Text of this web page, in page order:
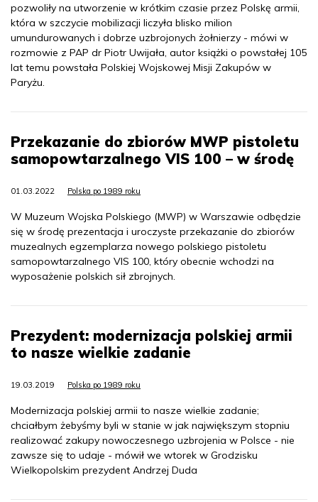
pozwoliły na utworzenie w krótkim czasie przez Polskę armii,
która w szczycie mobilizacji liczyła blisko milion
umundurowanych i dobrze uzbrojonych żołnierzy - mówi w
rozmowie z PAP dr Piotr Uwijała, autor książki o powstałej 105
lat temu powstała Polskiej Wojskowej Misji Zakupów w
Paryżu.
Przekazanie do zbiorów MWP pistoletu
samopowtarzalnego VIS 100 – w środę
01.03.2022 Polska po 1989 roku
W Muzeum Wojska Polskiego (MWP) w Warszawie odbędzie
się w środę prezentacja i uroczyste przekazanie do zbiorów
muzealnych egzemplarza nowego polskiego pistoletu
samopowtarzalnego VIS 100, który obecnie wchodzi na
wyposażenie polskich sił zbrojnych.
Prezydent: modernizacja polskiej armii
to nasze wielkie zadanie
19.03.2019 Polska po 1989 roku
Modernizacja polskiej armii to nasze wielkie zadanie;
chciałbym żebyśmy byli w stanie w jak największym stopniu
realizować zakupy nowoczesnego uzbrojenia w Polsce - nie
zawsze się to udaje - mówił we wtorek w Grodzisku
Wielkopolskim prezydent Andrzej Duda